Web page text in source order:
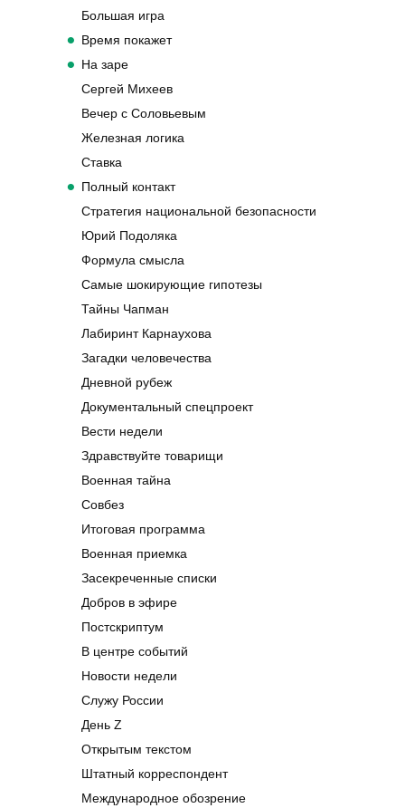
Большая игра
Время покажет
На заре
Сергей Михеев
Вечер с Соловьевым
Железная логика
Ставка
Полный контакт
Стратегия национальной безопасности
Юрий Подоляка
Формула смысла
Самые шокирующие гипотезы
Тайны Чапман
Лабиринт Карнаухова
Загадки человечества
Дневной рубеж
Документальный спецпроект
Вести недели
Здравствуйте товарищи
Военная тайна
Совбез
Итоговая программа
Военная приемка
Засекреченные списки
Добров в эфире
Постскриптум
В центре событий
Новости недели
Служу России
День Z
Открытым текстом
Штатный корреспондент
Международное обозрение